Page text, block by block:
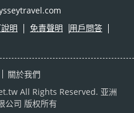
明 免責聲明
用戶問答
關於我們
All Rights Reserved. 亚洲
公司 版权所有